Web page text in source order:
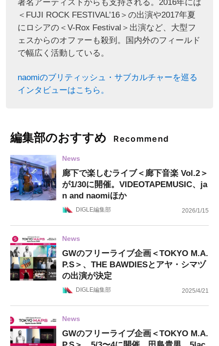
著名アーティストからも支持される。2016年には
＜FUJI ROCK FESTIVAL’16＞の出演や2017年夏
にロシアの＜V-Rox Festival＞出演など、大型フ
ェスからのオファーも殺到。国内外のフィールド
で幅広く活動している。
naomiのブリティッシュ・サブカルチャーを巡る
インタビューはこちら。
編集部のおすすめ Recommend
News
廊下で楽しむライブ＜廊下音楽 Vol.2＞
が1/30に開催。VIDEOTAPEMUSIC、ja
n and naomiほか
DIGLE編集部 2026/1/15
News
GWのフリーライブ企画＜TOKYO M.A.
P.S＞、THE BAWDIESとアヤ・シマヅ
の出演が決定
DIGLE編集部 2025/4/21
News
GWのフリーライブ企画＜TOKYO M.A.